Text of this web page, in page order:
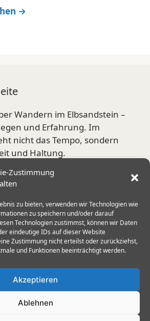
Zustimmung
zu bieten, verwenden wir Technologien wie
zu speichern und/oder darauf
Technologien zustimmst, können wir Daten
eindeutige IDs auf dieser Website
Zustimmung nicht erteilst oder zurückziehst,
und Funktionen beeinträchtigt werden.
Akzeptieren
Ablehnen
→
Wandern im Elbsandstein –
und Erfahrung. Im
nicht das Tempo, sondern
und Haltung.
Schweiz
& Schrammsteine
Elbsandstein